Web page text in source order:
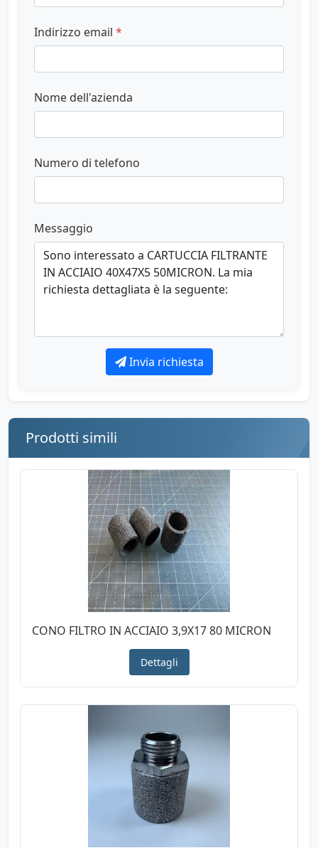
Indirizzo email *
Nome dell'azienda
Numero di telefono
Messaggio
Invia richiesta
Prodotti simili
CONO FILTRO IN ACCIAIO 3,9X17 80 MICRON
Dettagli